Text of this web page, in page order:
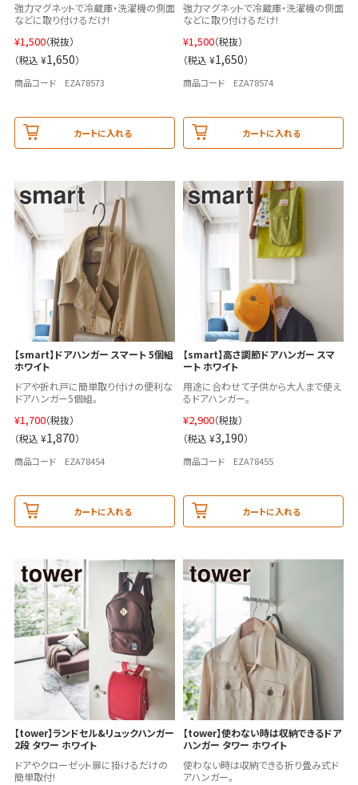
強力マグネットで冷蔵庫・洗濯機の側面
などに取り付けるだけ!
¥1,500（税抜）
（税込 ¥1,650）
商品コード EZA78573
カートに入れる
強力マグネットで冷蔵庫・洗濯機の側面
などに取り付けるだけ!
¥1,500（税抜）
（税込 ¥1,650）
商品コード EZA78574
カートに入れる
【smart】ドアハンガー スマート 5個組
ホワイト
ドアや折れ戸に簡単取り付けの便利な
ドアハンガー5個組。
¥1,700（税抜）
（税込 ¥1,870）
商品コード EZA78454
カートに入れる
【smart】高さ調節ドアハンガー スマ
ート ホワイト
用途に合わせて子供から大人まで使え
るドアハンガー。
¥2,900（税抜）
（税込 ¥3,190）
商品コード EZA78455
カートに入れる
【tower】ランドセル&リュックハンガー
2段 タワー ホワイト
ドアやクローゼット扉に掛けるだけの
簡単取付!
【tower】使わない時は収納できるドア
ハンガー タワー ホワイト
使わない時は収納できる折り畳み式ド
アハンガー。